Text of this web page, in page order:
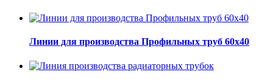
Линии для производства Профильных труб 60х40